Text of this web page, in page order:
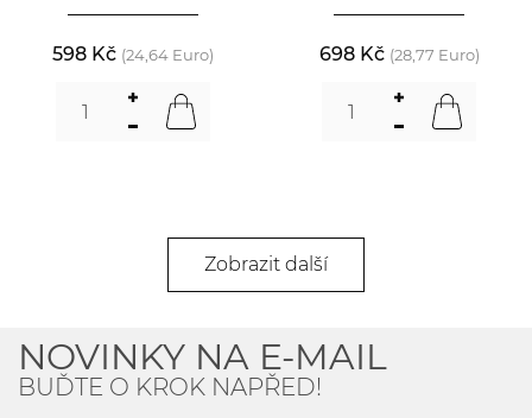
598 Kč (24,64 Euro) 698 Kč (28,77 Euro)
Zobrazit další
NOVINKY NA E-MAIL
BUĎTE O KROK NAPŘED!